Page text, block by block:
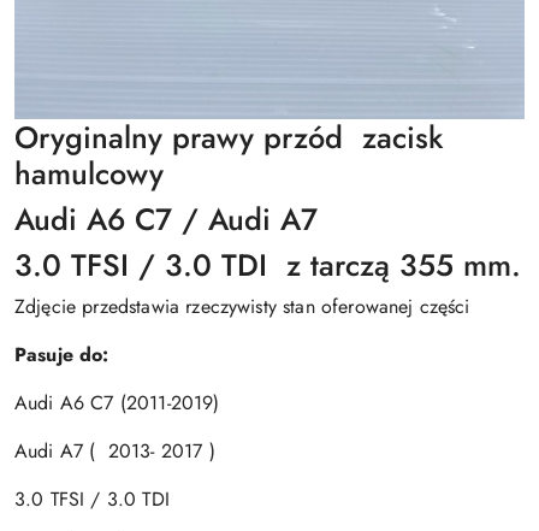
Oryginalny prawy przód zacisk
hamulcowy
Audi A6 C7 / Audi A7
3.0 TFSI / 3.0 TDI z tarczą 355 mm.
Zdjęcie przedstawia rzeczywisty stan oferowanej części
Pasuje do:
Audi A6 C7 (2011-2019)
Audi A7 ( 2013- 2017 )
3.0 TFSI / 3.0 TDI